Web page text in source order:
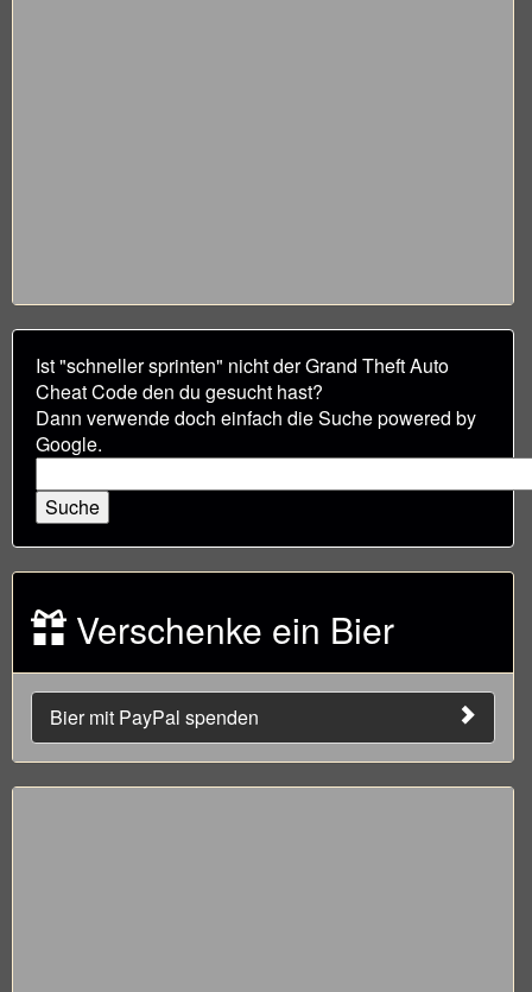
Ist "schneller sprinten" nicht der Grand Theft Auto
Cheat Code den du gesucht hast?
Dann verwende doch einfach die Suche powered by
Google.
Verschenke ein Bier
Bier mit PayPal spenden